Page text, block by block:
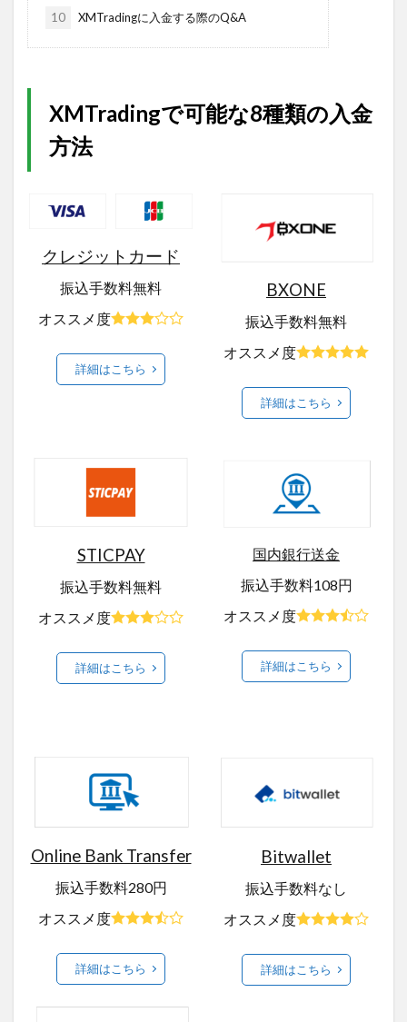
10 XMTradingに入金する際のQ&A
XMTradingで可能な8種類の入金
方法
クレジットカード
振込手数料無料
オススメ度
詳細はこちら
BXONE
振込手数料無料
オススメ度
詳細はこちら
STICPAY
振込手数料無料
オススメ度
詳細はこちら
国内銀行送金
振込手数料108円
オススメ度
詳細はこちら
Online Bank Transfer
振込手数料280円
オススメ度
詳細はこちら
Bitwallet
振込手数料なし
オススメ度
詳細はこちら